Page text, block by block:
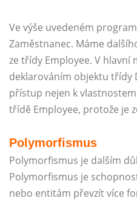
Ve výše uvedeném
Zaměstnanec. Máme
ze třídy Employee. V hlavní
deklarováním objektu třídy
přístup nejen k
třídě Employee, protože je
Polymorfismus
Polymorfismus je dalším
Polymorfismus je
nebo entitám převzít více